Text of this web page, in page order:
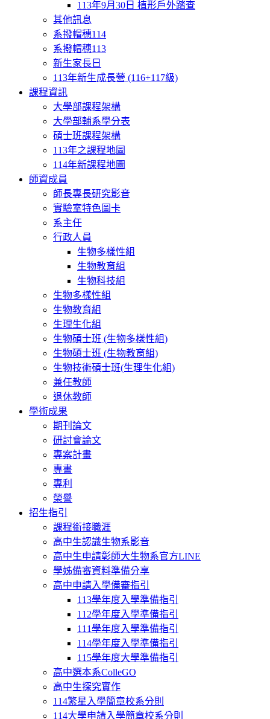
113年9月30日 植形戶外踏查
其他訊息
系撥帽穗114
系撥帽穗113
新生家長日
113年新生成長營 (116+117級)
課程資訊
大學部課程架構
大學部輔系學分表
碩士班課程架構
113年之課程地圖
114年新課程地圖
師資成員
師長專長研究影音
實驗室特色圖卡
系主任
行政人員
生物多樣性組
生物教育組
生物科技組
生物多樣性組
生物教育組
生理生化組
生物碩士班 (生物多樣性組)
生物碩士班 (生物教育組)
生物技術碩士班(生理生化組)
兼任教師
退休教師
學術成果
期刊論文
研討會論文
專案計畫
專書
專利
榮譽
招生指引
課程銜接職涯
高中生認識生物系影音
高中生申請彰師大生物系官方LINE
學姊備審資料準備分享
高中申請入學備審指引
113學年度入學準備指引
112學年度入學準備指引
111學年度入學準備指引
114學年度入學準備指引
115學年度大學準備指引
高中選本系ColleGO
高中生探究實作
114繁星入學簡章校系分則
114大學申請入學簡章校系分則